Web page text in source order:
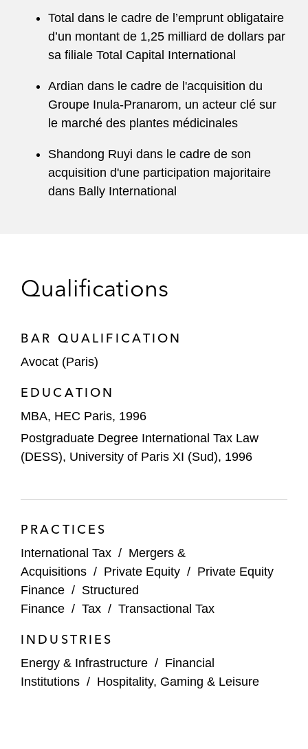
Total dans le cadre de l’emprunt obligataire
d’un montant de 1,25 milliard de dollars par
sa filiale Total Capital International
Ardian dans le cadre de l'acquisition du
Groupe Inula-Pranarom, un acteur clé sur
le marché des plantes médicinales
Shandong Ruyi dans le cadre de son
acquisition d'une participation majoritaire
dans Bally International
Qualifications
BAR QUALIFICATION
Avocat (Paris)
EDUCATION
MBA, HEC Paris, 1996
Postgraduate Degree International Tax Law
(DESS), University of Paris XI (Sud), 1996
PRACTICES
International Tax / Mergers &
Acquisitions / Private Equity / Private Equity
Finance / Structured
Finance / Tax / Transactional Tax
INDUSTRIES
Energy & Infrastructure / Financial
Institutions / Hospitality, Gaming & Leisure